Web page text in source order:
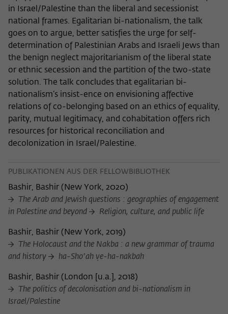
in Israel/Palestine than the liberal and secessionist
national frames. Egalitarian bi-nationalism, the talk
goes on to argue, better satisfies the urge for self-
determination of Palestinian Arabs and Israeli Jews than
the benign neglect majoritarianism of the liberal state
or ethnic secession and the partition of the two-state
solution. The talk concludes that egalitarian bi-
nationalism’s insist-ence on envisioning affective
relations of co-belonging based on an ethics of equality,
parity, mutual legitimacy, and cohabitation offers rich
resources for historical reconciliation and
decolonization in Israel/Palestine.
PUBLIKATIONEN AUS DER FELLOWBIBLIOTHEK
Bashir, Bashir ( New York, 2020)
The Arab and Jewish questions : geographies of engagement
in Palestine and beyond
Religion, culture, and public life
Bashir, Bashir ( New York, 2019)
The Holocaust and the Nakba : a new grammar of trauma
and history
ha-Shoʼah ṿe-ha-nakbah
Bashir, Bashir ( London [u.a.], 2018)
The politics of decolonisation and bi-nationalism in
Israel/Palestine